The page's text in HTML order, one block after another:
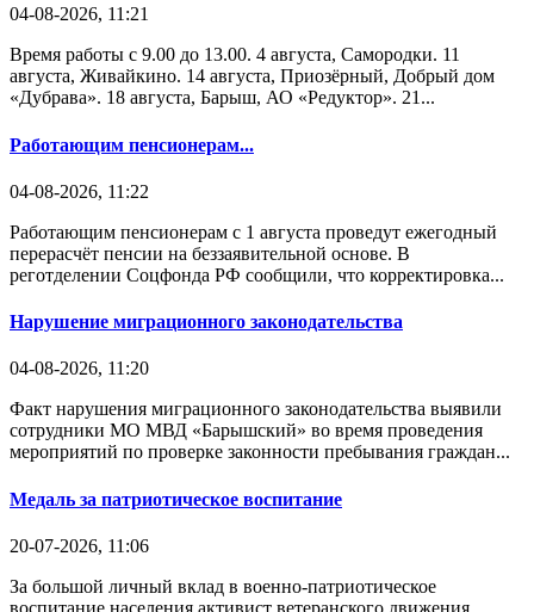
04-08-2026, 11:21
Время работы с 9.00 до 13.00. 4 августа, Самородки. 11
августа, Живайкино. 14 августа, Приозёрный, Добрый дом
«Дубрава». 18 августа, Барыш, АО «Редуктор». 21...
Работающим пенсионерам...
04-08-2026, 11:22
Работающим пенсионерам с 1 августа проведут ежегодный
перерасчёт пенсии на беззаявительной основе. В
реготделении Соцфонда РФ сообщили, что корректировка...
Нарушение миграционного законодательства
04-08-2026, 11:20
Факт нарушения миграционного законодательства выявили
сотрудники МО МВД «Барышский» во время проведения
мероприятий по проверке законности пребывания граждан...
Медаль за патриотическое воспитание
20-07-2026, 11:06
За большой личный вклад в военно-патриотическое
воспитание населения активист ветеранского движения